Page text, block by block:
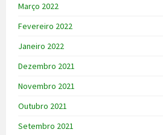
Março 2022
Fevereiro 2022
Janeiro 2022
Dezembro 2021
Novembro 2021
Outubro 2021
Setembro 2021